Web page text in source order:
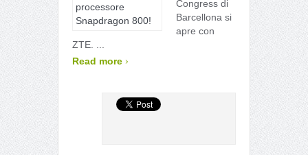
Congress di
Barcellona si
apre con
ZTE. ...
Read more ›